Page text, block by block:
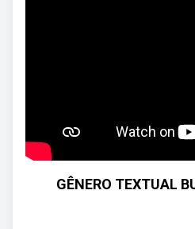
GÊNERO TEXTUAL